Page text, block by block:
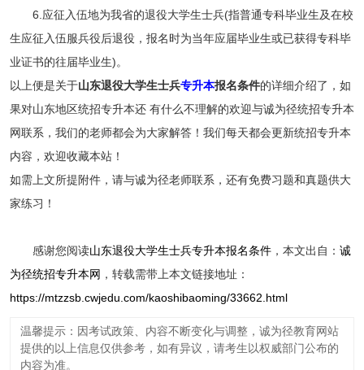
6.应征入伍地为我省的退役大学生士兵(指普通专科毕业生及在校
生应征入伍服兵役后退役，报名时为当年应届毕业生或已获得专科毕
业证书的往届毕业生)。
以上便是关于山东退役大学生士兵专升本报名条件的详细介绍了，如
果对山东地区统招专升本还 有什么不理解的欢迎与诚为径统招专升本
网联系，我们的老师都会为大家解答！我们每天都会更新统招专升本
内容，欢迎收藏本站！
如需上文所提附件，请与诚为径老师联系，还有免费习题和真题供大
家练习！
感谢您阅读山东退役大学生士兵专升本报名条件，本文出自： 诚
为径统招专升本网 ，转载需带上本文链接地址：
https://mtzzsb.cwjedu.com/kaoshibaoming/33662.html
温馨提示：因考试政策、内容不断变化与调整，诚为径教育网站
提供的以上信息仅供参考，如有异议，请考生以权威部门公布的
内容为准。